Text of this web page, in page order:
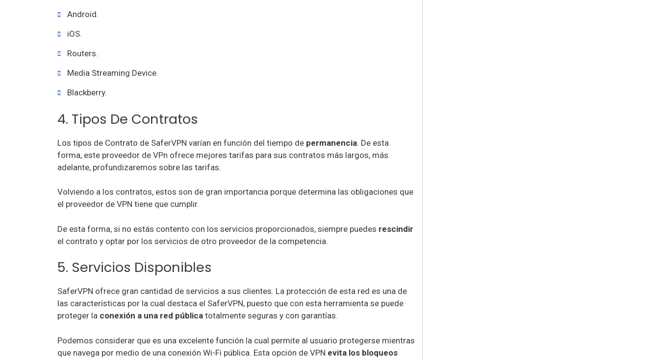
Android.
iOS.
Routers.
Media Streaming Device.
Blackberry.
4. Tipos De Contratos
Los tipos de Contrato de SaferVPN varían en función del tiempo de permanencia. De esta
forma, este proveedor de VPn ofrece mejores tarifas para sus contratos más largos, más
adelante, profundizaremos sobre las tarifas.
Volviendo a los contratos, estos son de gran importancia porque determina las obligaciones que
el proveedor de VPN tiene que cumplir.
De esta forma, si no estás contento con los servicios proporcionados, siempre puedes rescindir
el contrato y optar por los servicios de otro proveedor de la competencia.
5. Servicios Disponibles
SaferVPN ofrece gran cantidad de servicios a sus clientes. La protección de esta red es una de
las características por la cual destaca el SaferVPN, puesto que con esta herramienta se puede
proteger la conexión a una red pública totalmente seguras y con garantías.
Podemos considerar que es una excelente función la cual permite al usuario protegerse mientras
que navega por medio de una conexión Wi-Fi pública. Esta opción de VPN evita los bloqueos